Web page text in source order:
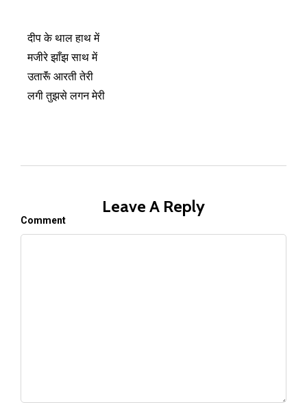
दीप के थाल हाथ में
मजीरे झाँझ साथ में
उतारूॅं आरती तेरी
लगी तुझसे लगन मेरी
Leave A Reply
Comment